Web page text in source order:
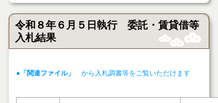
令和８年６月５日執行 委託・賃貸借等
入札結果
●「関連ファイル」 から入札調書等をご覧いただけます